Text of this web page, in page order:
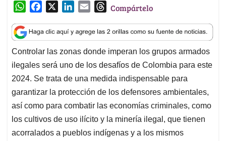
W
a
t
s
A
p
p
c
e
b
o
o
k
n
k
e
d
I
n
a
i
l
T
r
e
a
d
s
Compártelo
Controlar las zonas donde imperan los grupos armados
ilegales será uno de los desafíos de Colombia para este
2024. Se trata de una medida indispensable para
garantizar la protección de los defensores ambientales,
así como para combatir las economías criminales, como
los cultivos de uso ilícito y la minería ilegal, que tienen
acorralados a pueblos indígenas y a los mismos